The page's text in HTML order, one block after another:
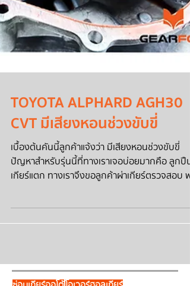
TOYOTA ALPHARD AGH30
CVT มีเสียงหอนช่วงขับขี่
เกียร์แตก ทางเราจึงขอลูกค้าผ่าเกียร์ตรวจสอบ พบ
นี้มีคราบสนิมภายในเกียร์ ทางเราจึงแนะนำเปลี่ยน